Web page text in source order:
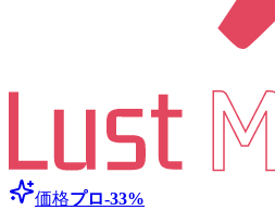
価格プロ-33%